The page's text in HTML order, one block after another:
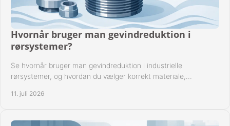
Hvornår bruger man gevindreduktion i
rørsystemer?
Se hvornår bruger man gevindreduktion i industrielle
rørsystemer, og hvordan du vælger korrekt materiale,
11. juli 2026